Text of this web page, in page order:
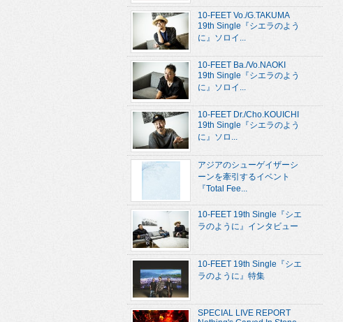
10-FEET Vo./G.TAKUMA
19th Single『シエラのよう
に』ソロイ...
10-FEET Ba./Vo.NAOKI
19th Single『シエラのよう
に』ソロイ...
10-FEET Dr./Cho.KOUICHI
19th Single『シエラのよう
に』ソロ...
アジアのシューゲイザーシ
ーンを牽引するイベント
『Total Fee...
10-FEET 19th Single『シエ
ラのように』インタビュー
10-FEET 19th Single『シエ
ラのように』特集
SPECIAL LIVE REPORT